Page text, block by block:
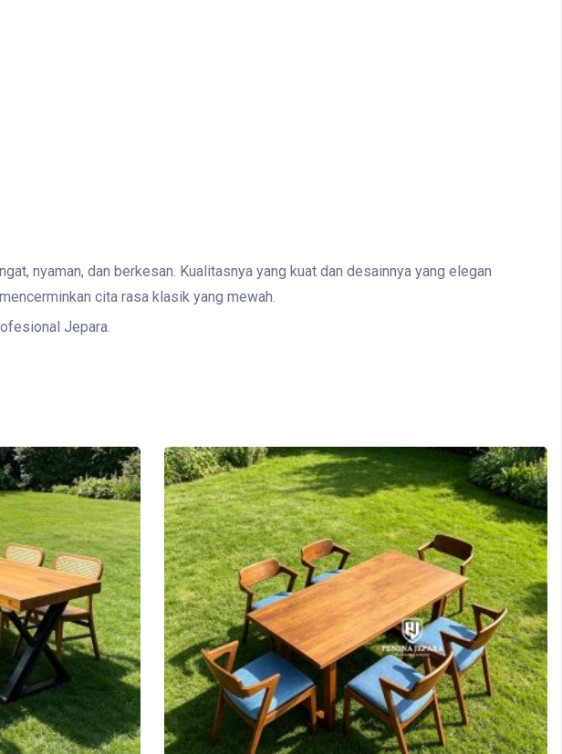
nyaman, dan berkesan. Kualitasnya yang kuat dan desainnya yang elegan
cita rasa klasik yang mewah.
Jepara.